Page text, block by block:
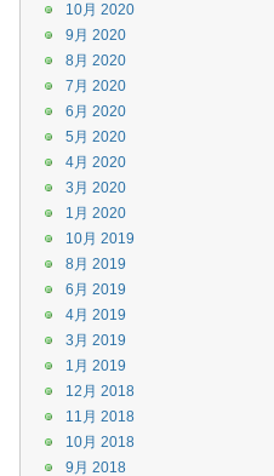
10月 2020
9月 2020
8月 2020
7月 2020
6月 2020
5月 2020
4月 2020
3月 2020
1月 2020
10月 2019
8月 2019
6月 2019
4月 2019
3月 2019
1月 2019
12月 2018
11月 2018
10月 2018
9月 2018